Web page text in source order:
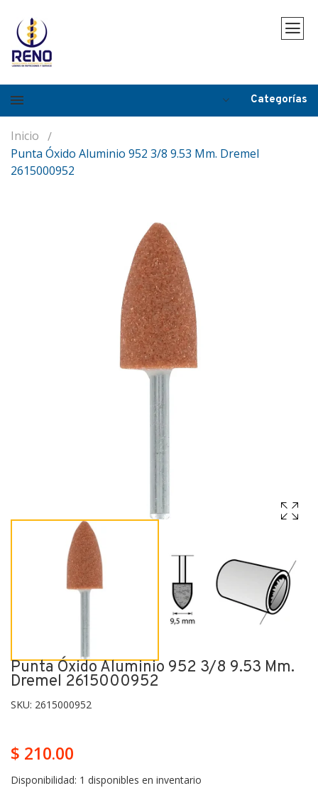
Categorías
Inicio
Punta Óxido Aluminio 952 3/8 9.53 Mm. Dremel
2615000952
Punta Óxido Aluminio 952 3/8 9.53 Mm.
Dremel 2615000952
SKU: 2615000952
$ 210.00
Disponibilidad: 1 disponibles en inventario